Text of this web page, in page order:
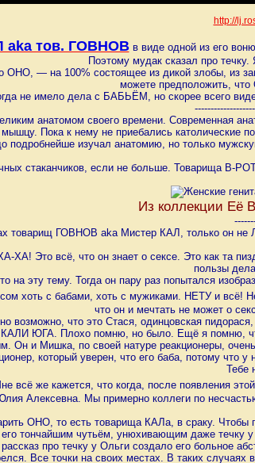
http://
тов. ГОВНОВв виде одной из его
Поэтому мудак сказал про
— на 100% состоящее из дикой злобы, из
можете предположить,
не имело дела с БАБЬЁМ, но скорее всего
анатомом своего времени. Современная
Пока к нему не приебались католические
подробнейше изучал анатомию, но только
стаканчиков, если не больше. Товарища В-
Из коллекции Её
товарищ ГОВНОВ aka Мистер КАЛ, только он не
ХА! Это всё, что он знает о сексе. Это как та
пользы
на эту тему. Тогда он пару раз попытался
хоть с бабами, хоть с мужиками. НЕТУ и всё!
что он и мечтать не может о
возможно, что это Стася, одинцовская
КАЛИ ЮГА. Плохо помню, но было. Ещё я помню,
Он и Мишка, по своей натуре реакционеры,
который уверен, что его баба, потому
Тебе
всё же кажется, что когда, после появления
Алексевна. Мы примерно коллеги по
ОНО, то есть товарища КАЛа, в сраку. Чтобы
его тончайшим чутьём, унюхивающим даже
рассказ про течку у Ольги создало его больное
Все точки на своих местах. В таких